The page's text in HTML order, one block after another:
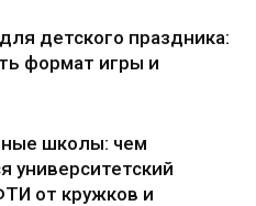
детского праздника:
формат игры и
школы: чем
университетский
от кружков и